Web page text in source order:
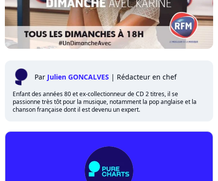
Par Julien GONCALVES | Rédacteur en chef
Enfant des années 80 et ex-collectionneur de CD 2 titres, il se
passionne très tôt pour la musique, notamment la pop anglaise et la
chanson française dont il est devenu un expert.